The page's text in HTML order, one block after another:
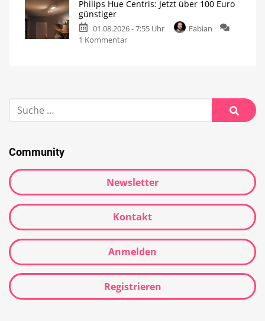
Philips Hue Centris: Jetzt über 100 Euro
günstiger
01.08.2026 - 7:55 Uhr
Fabian
1 Kommentar
Community
Newsletter
Kontakt
Anmelden
Registrieren